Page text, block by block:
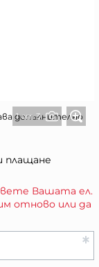
1 от 3
допълнително
плащане
Вашата ел.
отново или да